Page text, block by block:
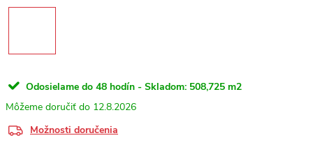
Odosielame do 48 hodín - Skladom: 508,725 m2
12.8.2026
Možnosti doručenia